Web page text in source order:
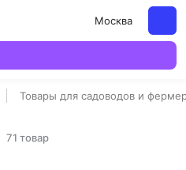
Москва
Товары для садоводов и
71 товар